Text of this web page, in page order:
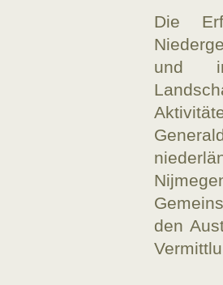
Die
und
den